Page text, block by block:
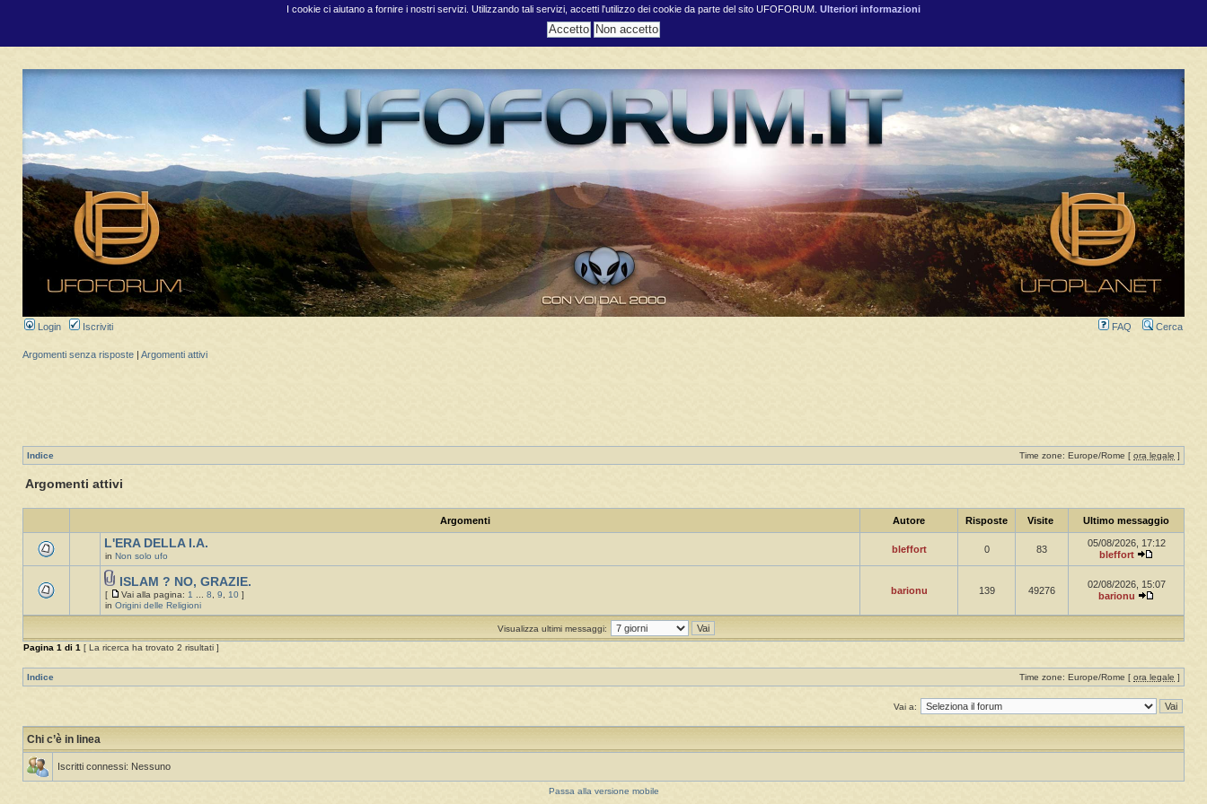
I cookie ci aiutano a fornire i nostri servizi. Utilizzando tali servizi, accetti l'utilizzo dei cookie da parte del sito UFOFORUM. Ulteriori informazioni
Login Iscriviti FAQ Cerca
Argomenti senza risposte Argomenti attivi
Indice Time zone: Europe/Rome [ ora legale ]
Argomenti attivi
Argomenti Autore Risposte Visite Ultimo messaggio
L'ERA DELLA I.A.
in Non solo ufo
bleffort 0 83
05/08/2026, 17:12
bleffort
ISLAM ? NO, GRAZIE.
[ Vai alla pagina: 1 ... 8, 9, 10 ]
in Origini delle Religioni
barionu 139 49276
02/08/2026, 15:07
barionu
Visualizza ultimi messaggi:
Pagina 1 di 1 [ La ricerca ha trovato 2 risultati ]
Indice Time zone: Europe/Rome [ ora legale ]
Vai a:
Chi c’è in linea
Iscritti connessi: Nessuno
Passa alla versione mobile